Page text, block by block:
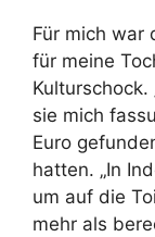
Für mich war
für meine
Kulturschock.
sie mich
Euro
hatten. „In
um auf die
mehr als